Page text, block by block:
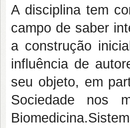
A disciplina tem
campo de saber
a construção
influência de
seu objeto, em
Sociedade nos